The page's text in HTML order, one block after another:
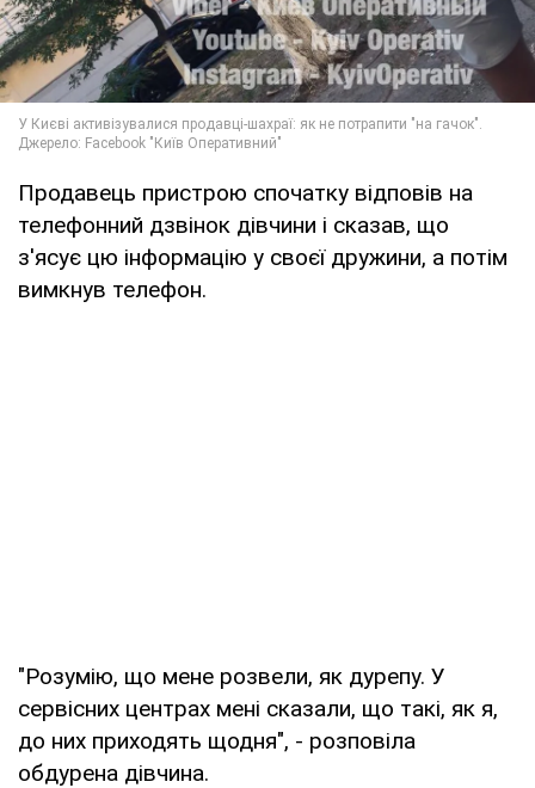
Продавець пристрою спочатку відповів на
телефонний дзвінок дівчини і сказав, що
з'ясує цю інформацію у своєї дружини, а потім
вимкнув телефон.
"Розумію, що мене розвели, як дурепу. У
сервісних центрах мені сказали, що такі, як я,
до них приходять щодня", - розповіла
обдурена дівчина.